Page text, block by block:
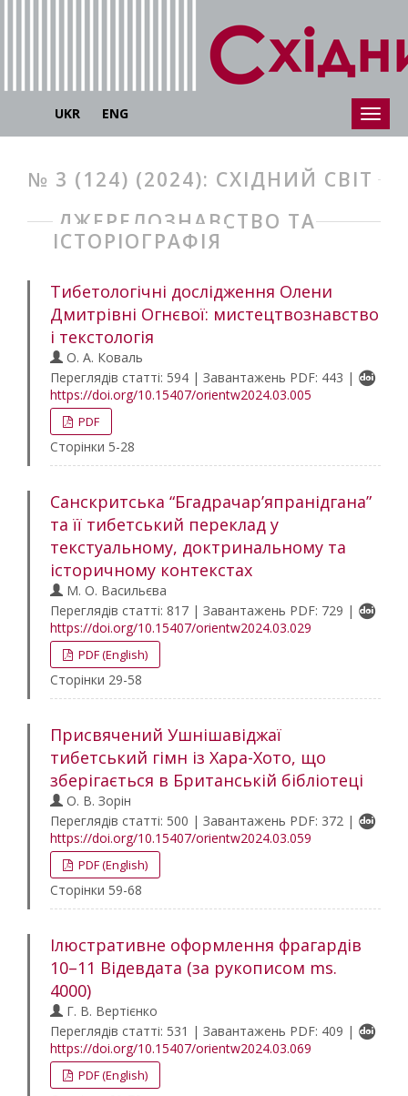
UKR ENG
№ 3 (124) (2024): СХІДНИЙ СВІТ
ДЖЕРЕЛОЗНАВСТВО ТА
ІСТОРІОГРАФІЯ
Тибетологічні дослідження Олени
Дмитрівні Огнєвої: мистецтвознавство
і текстологія
О. А. Коваль
Переглядів статті: 594 | Завантажень PDF: 443 |
https://doi.org/10.15407/orientw2024.03.005
PDF
Сторінки 5-28
Санскритська “Бгадрачар’япранідгана”
та її тибетський переклад у
текстуальному, доктринальному та
історичному контекстах
М. О. Васильєва
Переглядів статті: 817 | Завантажень PDF: 729 |
https://doi.org/10.15407/orientw2024.03.029
PDF (English)
Сторінки 29-58
Присвячений Ушнішавіджаї
тибетський гімн із Хара-Хото, що
зберігається в Британській бібліотеці
О. В. Зорін
Переглядів статті: 500 | Завантажень PDF: 372 |
https://doi.org/10.15407/orientw2024.03.059
PDF (English)
Сторінки 59-68
Ілюстративне оформлення фрагардів
10–11 Відевдата (за рукописом ms.
4000)
Г. В. Вертієнко
Переглядів статті: 531 | Завантажень PDF: 409 |
https://doi.org/10.15407/orientw2024.03.069
PDF (English)